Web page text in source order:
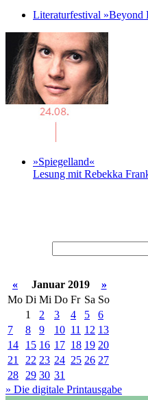
Literaturfestival »Beyond
»Spiegelland«
Lesung mit Rebekka
« Januar 2019
»
Mo Di Mi Do Fr Sa So
1
2 3 4 5
6
7
8 9 10 11 12 13
14
15 16 17 18 19 20
21
22 23 24 25 26 27
28
29 30 31
» Die digitale Printausgabe